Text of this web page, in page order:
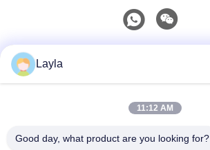
0086-18688885859
Layla
11:12 AM
Good day, what product are you looking for?